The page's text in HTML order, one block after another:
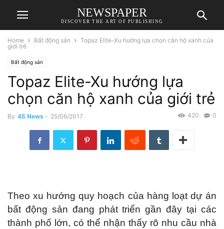
NEWSPAPER
DISCOVER THE ART OF PUBLISHING
Home Bất động sản
Topaz Elite-Xu hướng lựa chọn căn hộ xanh của
giới trẻ
Bất động sản
Topaz Elite-Xu hướng lựa
chọn căn hộ xanh của giới trẻ
By 4S News - 25/06/2017 0
420
Theo xu hướng quy hoạch của hàng loạt dự án
bất động sản đang phát triển gần đây tại các
thành phố lớn, có thể nhận thấy rõ nhu cầu nhà